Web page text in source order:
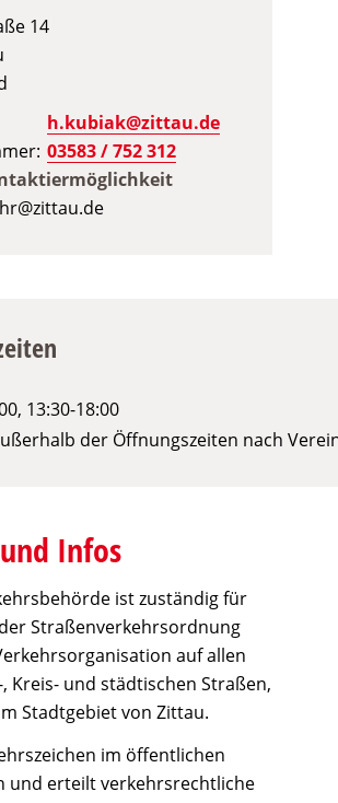
14
h.kubiak@zittau.de
03583 / 752 312
13:30-18:00
der Öffnungszeiten nach
Infos
ist zuständig für
Straßenverkehrsordnung
auf allen
Kreis- und städtischen Straßen,
Stadtgebiet von Zittau.
im öffentlichen
und erteilt verkehrsrechtliche